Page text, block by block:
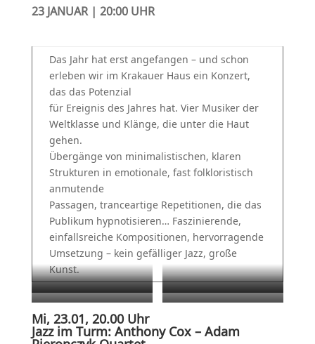
23 JANUAR | 20:00 UHR
Das Jahr hat erst angefangen – und schon
erleben wir im Krakauer Haus ein Konzert,
das das Potenzial
für Ereignis des Jahres hat. Vier Musiker der
Weltklasse und Klänge, die unter die Haut
gehen.
Übergänge von minimalistischen, klaren
Strukturen in emotionale, fast folkloristisch
anmutende
Passagen, tranceartige Repetitionen, die das
Publikum hypnotisieren… Faszinierende,
einfallsreiche Kompositionen, hervorragende
Umsetzung – kein gefälliger Jazz, große
Kunst.
Krzysztof Dziedzic
Foto: Jutta Missbach
Anthony Cox
Adrian Mears
Foto: Jutta Missbach
Adam Pieronczyk
Foto: Krzysztof Nowak
Mi, 23.01, 20.00 Uhr
Jazz im Turm: Anthony Cox – Adam